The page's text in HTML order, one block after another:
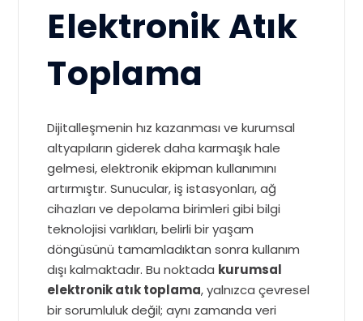
Elektronik Atık
Toplama
Dijitalleşmenin hız kazanması ve kurumsal
altyapıların giderek daha karmaşık hale
gelmesi, elektronik ekipman kullanımını
artırmıştır. Sunucular, iş istasyonları, ağ
cihazları ve depolama birimleri gibi bilgi
teknolojisi varlıkları, belirli bir yaşam
döngüsünü tamamladıktan sonra kullanım
dışı kalmaktadır. Bu noktada kurumsal
elektronik atık toplama, yalnızca çevresel
bir sorumluluk değil; aynı zamanda veri